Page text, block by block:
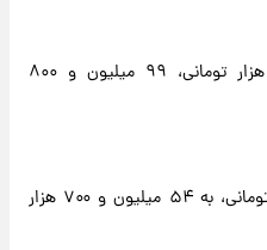
نیم سکه امروز با افزایش ۵۲ هزار تومانی، ۹۹ میلیون و‌ ۸۰۰
ربع سکه امروز با رشد ۵۷۹ هزار تومانی، به ۵۴ میلیون و ۷۰۰ هزار